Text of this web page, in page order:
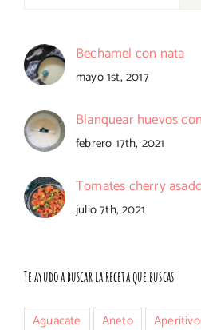
Bechamel con nata
mayo 1st, 2017
Blanquear huevos
febrero 17th, 2021
Tomates cherry
julio 7th, 2021
Te ayudo a buscar la receta que buscas
Aguacate Aneto